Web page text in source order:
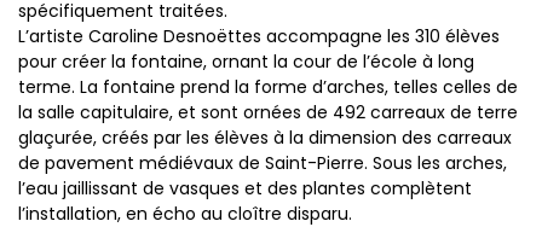
spécifiquement traitées.
L’artiste Caroline Desnoëttes accompagne les 310 élèves
pour créer la fontaine, ornant la cour de l’école à long
terme. La fontaine prend la forme d’arches, telles celles de
la salle capitulaire, et sont ornées de 492 carreaux de terre
glaçurée, créés par les élèves à la dimension des carreaux
de pavement médiévaux de Saint-Pierre. Sous les arches,
l’eau jaillissant de vasques et des plantes complètent
l’installation, en écho au cloître disparu.